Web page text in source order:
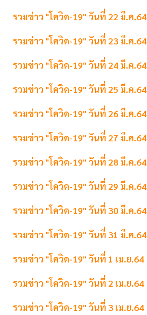
รวมข่าว "โควิด-19" วันที่ 22 มี.ค.64
รวมข่าว "โควิด-19" วันที่ 23 มี.ค.64
รวมข่าว "โควิด-19" วันที่ 24 มี.ค.64
รวมข่าว "โควิด-19" วันที่ 25 มี.ค.64
รวมข่าว "โควิด-19" วันที่ 26 มี.ค.64
รวมข่าว "โควิด-19" วันที่ 27 มี.ค.64
รวมข่าว "โควิด-19" วันที่ 28 มี.ค.64
รวมข่าว "โควิด-19" วันที่ 29 มี.ค.64
รวมข่าว "โควิด-19" วันที่ 30 มี.ค.64
รวมข่าว "โควิด-19" วันที่ 31 มี.ค.64
รวมข่าว "โควิด-19" วันที่ 1 เม.ย.64
รวมข่าว "โควิด-19" วันที่ 2 เม.ย.64
รวมข่าว "โควิด-19" วันที่ 3 เม.ย.64